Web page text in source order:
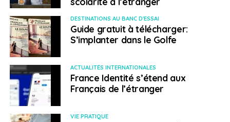
d’organiser des conférences sur les sujets du moments,
des tables rondes… »,précise la présidente. Une mesure
qui continue et continuera bien après la crise Covid-19.
De plus, ces formations certifiantes peuvent être un
complément professionnel pour les bénévoles qui ont
souvent un emploi en parallèle.
« Nous sommes un
DESTINATIONS AU BANC D'ESSAI
Guide gratuit à télécharger:
S’implanter dans le Golfe
ACTUALITÉS INTERNATIONALES
France Identité s’étend aux
Français de l’étranger
VIE PRATIQUE